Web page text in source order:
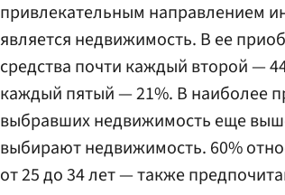
привлекательным направлением
является недвижимость. В ее
средства почти каждый второй —
каждый пятый — 21%. В наиболее
выбравших недвижимость еще
выбирают недвижимость. 60%
от 25 до 34 лет — также